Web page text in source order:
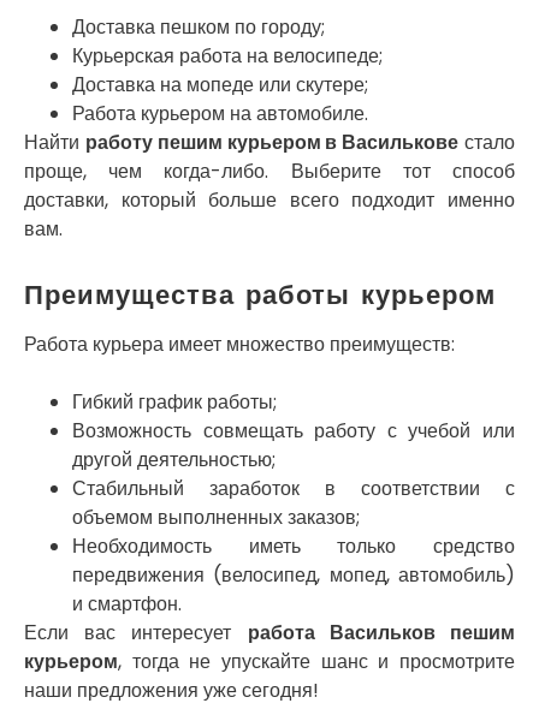
Доставка пешком по городу;
Курьерская работа на велосипеде;
Доставка на мопеде или скутере;
Работа курьером на автомобиле.
Найти работу пешим курьером в Василькове стало
проще, чем когда-либо. Выберите тот способ
доставки, который больше всего подходит именно
вам.
Преимущества работы курьером
Работа курьера имеет множество преимуществ:
Гибкий график работы;
Возможность совмещать работу с учебой или
другой деятельностью;
Стабильный заработок в соответствии с
объемом выполненных заказов;
Необходимость иметь только средство
передвижения (велосипед, мопед, автомобиль)
и смартфон.
Если вас интересует работа Васильков пешим
курьером, тогда не упускайте шанс и просмотрите
наши предложения уже сегодня!
Нежин
Никитинцы
Николаев
Никополь
Новоалександровка
Новомосковск
Новоселки
Нововолынск
Одесса
Острог
Павлоград
Переяслав
Первомайск
Песочин
Петриков
Петропавловская Борщаговка
Подгородное
Погребы
Покров
Полтава
Прилуки
Путивль
Пятихатки